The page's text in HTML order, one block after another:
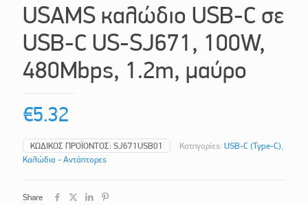
USAMS καλώδιο USB-C σε
USB-C US-SJ671, 100W,
480Mbps, 1.2m, μαύρο
€5.32
ΚΩΔΙΚΌΣ ΠΡΟΪΌΝΤΟΣ: SJ671USB01 Κατηγορίες: USB-C (Type-C)
Καλώδια - Αντάπτορες
Share